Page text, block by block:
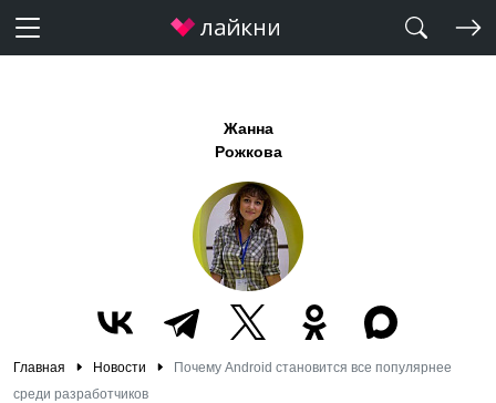
Жанна
Рожкова
Главная Новости
Почему Android становится все популярнее
среди разработчиков